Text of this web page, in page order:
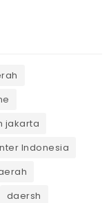
jakarta
Indonesia
daersh